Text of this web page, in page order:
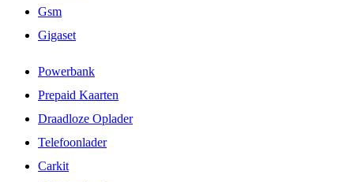
Gsm
Gigaset
Powerbank
Prepaid Kaarten
Draadloze Oplader
Telefoonlader
Carkit